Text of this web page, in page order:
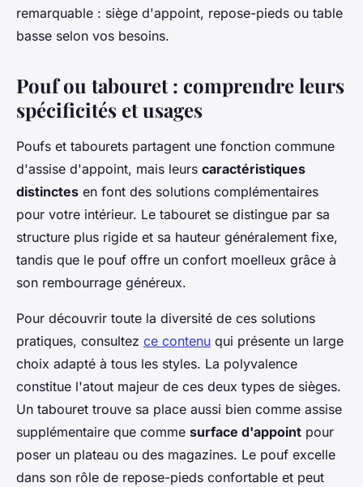
remarquable : siège d'appoint, repose-pieds ou table
basse selon vos besoins.
Pouf ou tabouret : comprendre leurs
spécificités et usages
Poufs et tabourets partagent une fonction commune
d'assise d'appoint, mais leurs caractéristiques
distinctes en font des solutions complémentaires
pour votre intérieur. Le tabouret se distingue par sa
structure plus rigide et sa hauteur généralement fixe,
tandis que le pouf offre un confort moelleux grâce à
son rembourrage généreux.
Pour découvrir toute la diversité de ces solutions
pratiques, consultez ce contenu qui présente un large
choix adapté à tous les styles. La polyvalence
constitue l'atout majeur de ces deux types de sièges.
Un tabouret trouve sa place aussi bien comme assise
supplémentaire que comme surface d'appoint pour
poser un plateau ou des magazines. Le pouf excelle
dans son rôle de repose-pieds confortable et peut